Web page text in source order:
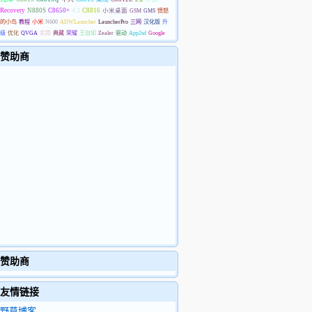
Recovery N880S C8650+ 4.3 C8816 小米桌面 GSM GMS 愤怒
的小鸟 教程 小米 N600 ADWLauncher LauncherPro 三网 汉化版 升
级 优化 QVGA 实用 典藏 荣耀 王自如 Zealer 驱动 App2sd Google
赞助商
赞助商
友情链接